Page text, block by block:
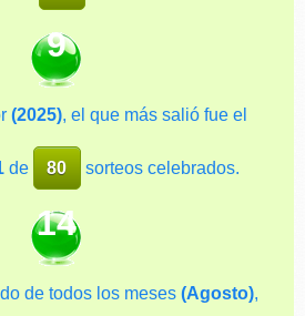
9
(2025), el que más salió fue el
de 80 sorteos celebrados.
14
de todos los meses (Agosto),